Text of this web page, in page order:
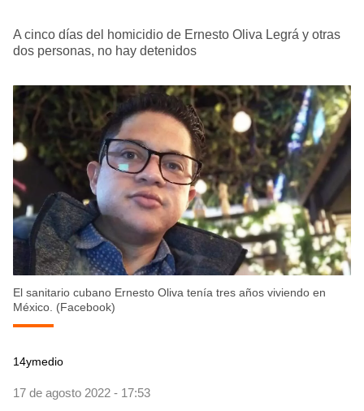
A cinco días del homicidio de Ernesto Oliva Legrá y otras
dos personas, no hay detenidos
El sanitario cubano Ernesto Oliva tenía tres años viviendo en
México. (Facebook)
14ymedio
17 de agosto 2022 - 17:53